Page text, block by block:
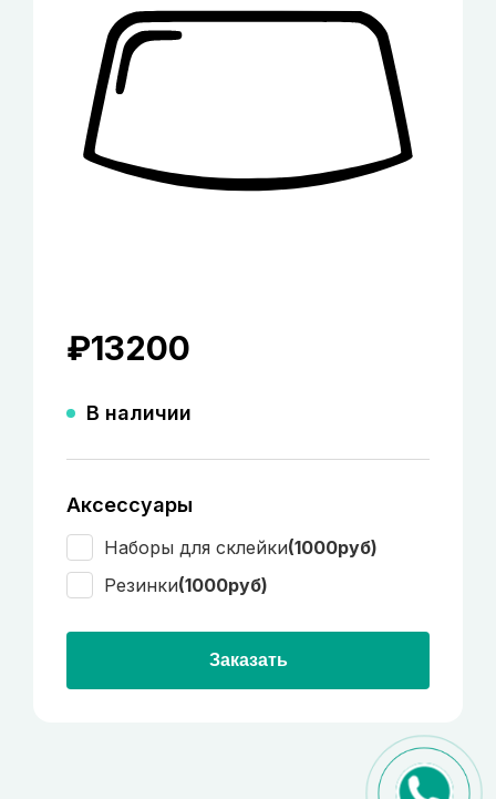
₽13200
В наличии
Аксессуары
Наборы для склейки(1000руб)
Резинки(1000руб)
Заказать